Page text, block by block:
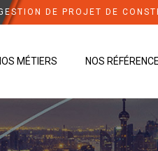
DE PROJET DE
MÉTIERS NOS